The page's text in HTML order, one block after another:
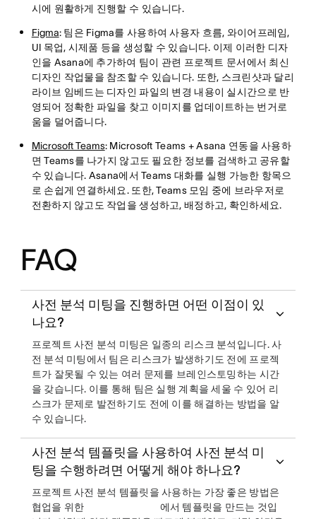
시에 원활하게 진행할 수 있습니다.
Figma: 팀은 Figma를 사용하여 사용자 흐름, 와이어프레임,
UI 목업, 시제품 등을 생성할 수 있습니다. 이제 이러한 디자
인을 Asana에 추가하여 팀이 관련 프로젝트 문서에서 최신
디자인 작업물을 참조할 수 있습니다. 또한, 스크린샷과 달리
라이브 임베드는 디자인 파일의 변경 내용이 실시간으로 반
영되어 정확한 파일을 찾고 이미지를 업데이트하는 번거로
움을 덜어줍니다.
Microsoft Teams: Microsoft Teams + Asana 연동을 사용하
면 Teams를 나가지 않고도 필요한 정보를 검색하고 공유할
수 있습니다. Asana에서 Teams 대화를 실행 가능한 항목으
로 손쉽게 연결하세요. 또한, Teams 모임 중에 브라우저로
전환하지 않고도 작업을 생성하고, 배정하고, 확인하세요.
FAQ
사전 분석 미팅을 진행하면 어떤 이점이 있
나요?
프로젝트 사전 분석 미팅은 일종의 리스크 분석입니다. 사
전 분석 미팅에서 팀은 리스크가 발생하기도 전에 프로젝
트가 잘못될 수 있는 여러 문제를 브레인스토밍하는 시간
을 갖습니다. 이를 통해 팀은 실행 계획을 세울 수 있어 리
스크가 문제로 발전하기도 전에 이를 해결하는 방법을 알
수 있습니다.
사전 분석 템플릿을 사용하여 사전 분석 미
팅을 수행하려면 어떻게 해야 하나요?
프로젝트 사전 분석 템플릿을 사용하는 가장 좋은 방법은
협업을 위한
에서 템플릿을 만드는 것입